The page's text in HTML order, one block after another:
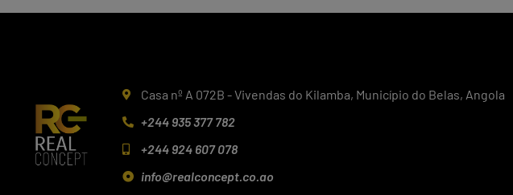
Casa nº A 072B - Vivendas do Kilamba, Município do Belas, Angola
+244 935 377 782
+244 924 607 078
info@realconcept.co.ao